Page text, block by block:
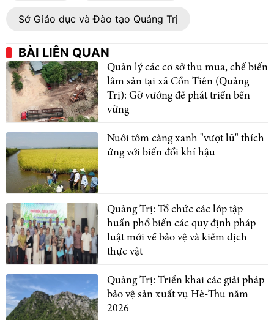
Sở Giáo dục và Đào tạo Quảng Trị
BÀI LIÊN QUAN
Quản lý các cơ sở thu mua, chế biến
lâm sản tại xã Cồn Tiên (Quảng
Trị): Gỡ vướng để phát triển bền
vững
Nuôi tôm càng xanh "vượt lũ" thích
ứng với biến đổi khí hậu
Quảng Trị: Tổ chức các lớp tập
huấn phổ biến các quy định pháp
luật mới về bảo vệ và kiểm dịch
thực vật
Quảng Trị: Triển khai các giải pháp
bảo vệ sản xuất vụ Hè-Thu năm
2026